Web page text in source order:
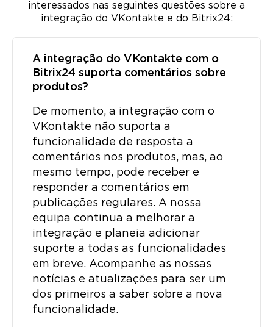
interessados ​​nas seguintes questões sobre a
integração do VKontakte e do Bitrix24:
A integração do VKontakte com o
Bitrix24 suporta comentários sobre
produtos?
De momento, a integração com o
VKontakte não suporta a
funcionalidade de resposta a
comentários nos produtos, mas, ao
mesmo tempo, pode receber e
responder a comentários em
publicações regulares. A nossa
equipa continua a melhorar a
integração e planeia adicionar
suporte a todas as funcionalidades
em breve. Acompanhe as nossas
notícias e atualizações para ser um
dos primeiros a saber sobre a nova
funcionalidade.